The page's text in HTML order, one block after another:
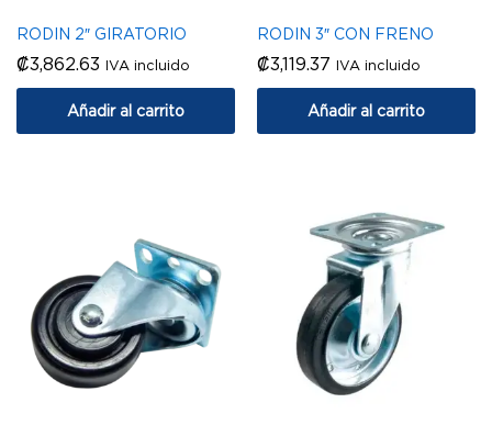
RODIN 2″ GIRATORIO
₡3,862.63 IVA incluido
Añadir al carrito
RODIN 3″ CON FRENO
₡3,119.37 IVA incluido
Añadir al carrito